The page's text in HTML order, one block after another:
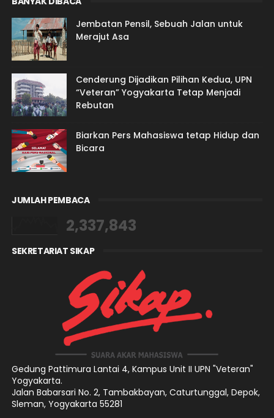
Jembatan Pensil, Sebuah Jalan untuk
Merajut Asa
Cenderung Dijadikan Pilihan Kedua, UPN
“Veteran” Yogyakarta Tetap Menjadi
Rebutan
Biarkan Pers Mahasiswa tetap Hidup dan
Bicara
JUMLAH PEMBACA
2,337,843
SEKRETARIAT SIKAP
Gedung Pattimura Lantai 4, Kampus Unit II UPN "Veteran"
Yogyakarta.
Jalan Babarsari No. 2, Tambakbayan, Caturtunggal, Depok,
Sleman, Yogyakarta 55281